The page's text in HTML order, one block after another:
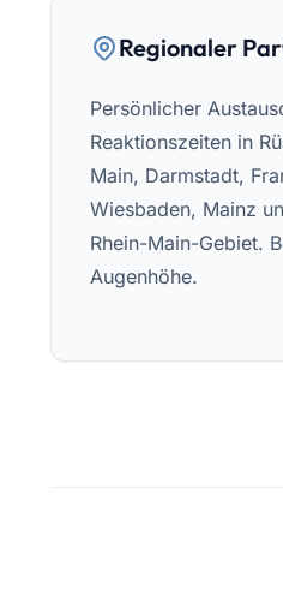
Regionaler
Persönlicher
Reaktionszeiten in
Main, Darmstadt,
Wiesbaden, Mainz
Rhein-Main-Gebiet.
Augenhöhe.